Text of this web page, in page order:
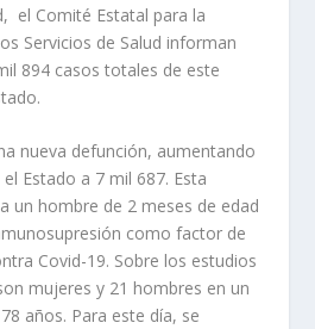
el Comité Estatal para la
Servicios de Salud informan
894 casos totales de este
nueva defunción, aumentando
Estado a 7 mil 687. Esta
un hombre de 2 meses de edad
como factor de
Covid-19. Sobre los estudios
mujeres y 21 hombres en un
años. Para este día, se